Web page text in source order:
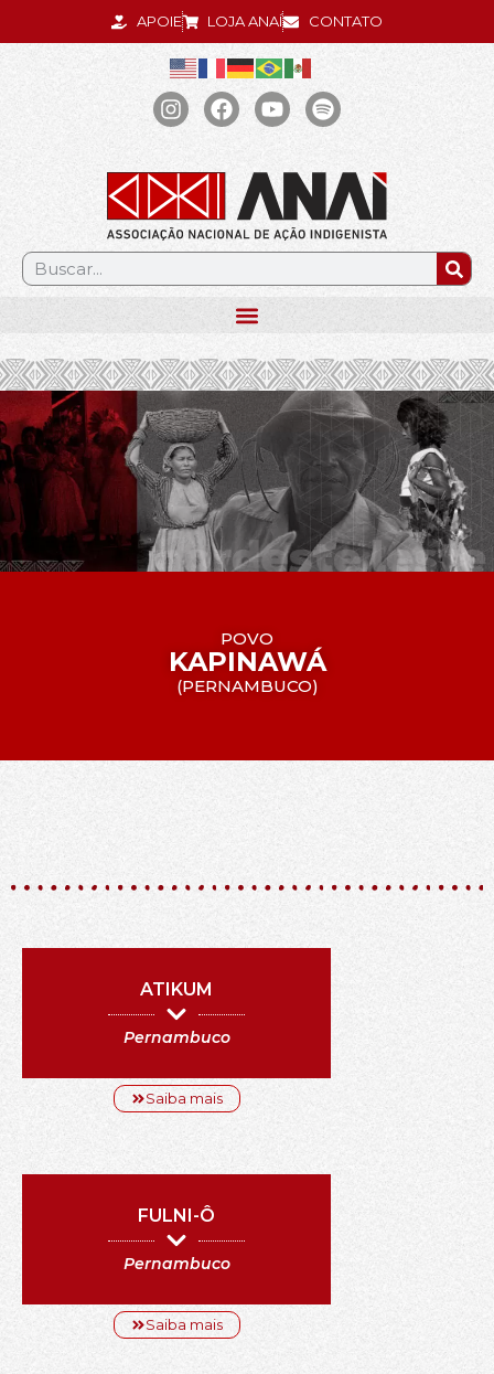
APOIE LOJA ANAÍ CONTATO
.
POVO
KAPINAWÁ
(PERNAMBUCO)
ATIKUM
Pernambuco
Saiba mais
FULNI-Ô
Pernambuco
Saiba mais